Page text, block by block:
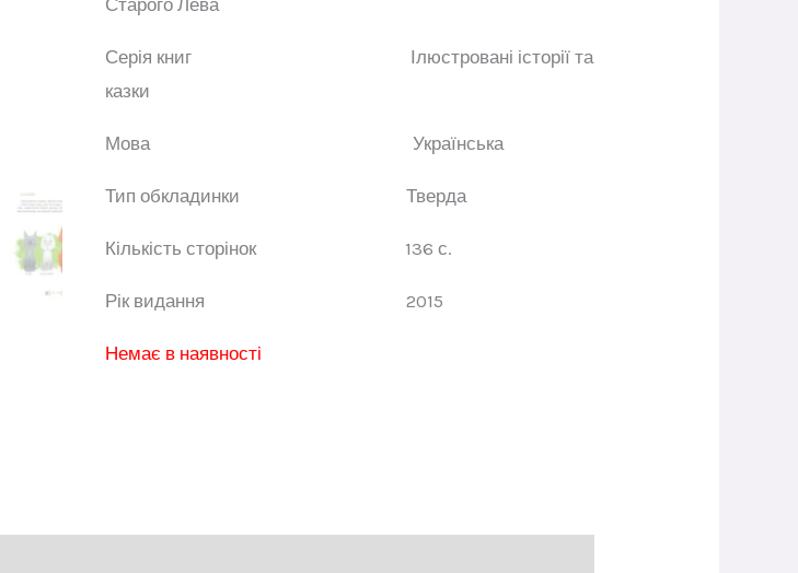
Старого Лева
Серія книг Ілюстровані історії та
казки
Мова Українська
Тип обкладинки Тверда
Кількість сторінок 136 с.
Рік видання 2015
Немає в наявності